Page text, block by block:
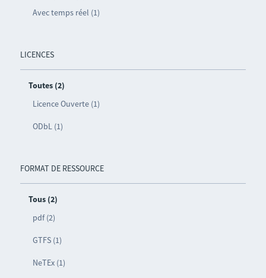
Avec temps réel (1)
LICENCES
Toutes (2)
Licence Ouverte (1)
ODbL (1)
FORMAT DE RESSOURCE
Tous (2)
pdf (2)
GTFS (1)
NeTEx (1)